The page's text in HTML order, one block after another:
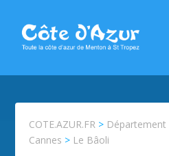
COTE.AZUR.FR > Département
Cannes > Le Bâoli